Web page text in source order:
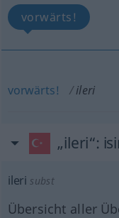
vorwärts!
vorwärts! ileri
„ileri“:
ileri subst
Übersicht aller